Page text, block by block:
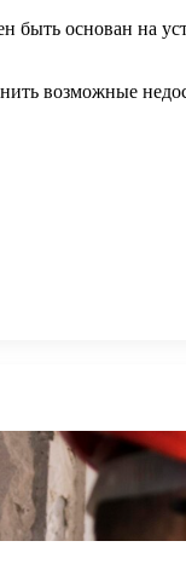
быть основан на
возможные